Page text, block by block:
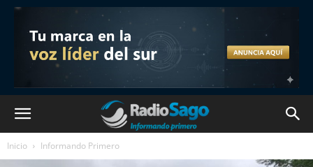
Inicio Informando Primero